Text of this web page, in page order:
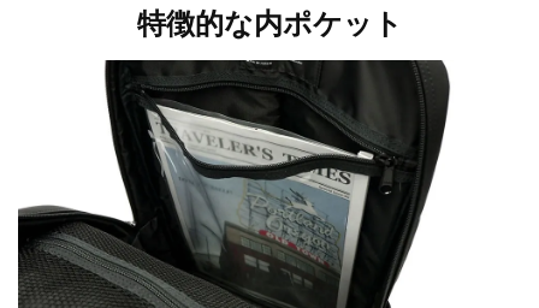
特徴的な内ポケット